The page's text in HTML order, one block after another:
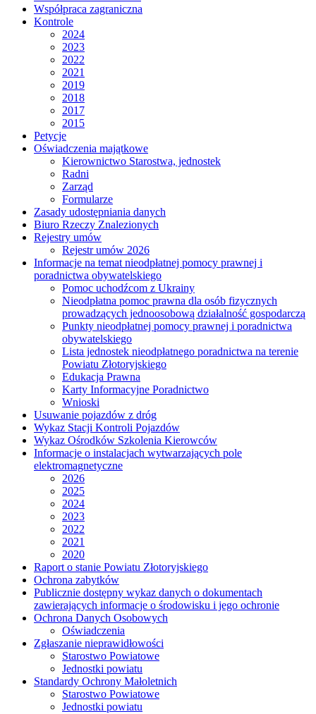
Współpraca zagraniczna
Kontrole
2024
2023
2022
2021
2019
2018
2017
2015
Petycje
Oświadczenia majątkowe
Kierownictwo Starostwa, jednostek
Radni
Zarząd
Formularze
Zasady udostępniania danych
Biuro Rzeczy Znalezionych
Rejestry umów
Rejestr umów 2026
Informacje na temat nieodpłatnej pomocy prawnej i
poradnictwa obywatelskiego
Pomoc uchodźcom z Ukrainy
Nieodpłatna pomoc prawna dla osób fizycznych
prowadzących jednoosobową działalność gospodarczą
Punkty nieodpłatnej pomocy prawnej i poradnictwa
obywatelskiego
Lista jednostek nieodpłatnego poradnictwa na terenie
Powiatu Złotoryjskiego
Edukacja Prawna
Karty Informacyjne Poradnictwo
Wnioski
Usuwanie pojazdów z dróg
Wykaz Stacji Kontroli Pojazdów
Wykaz Ośrodków Szkolenia Kierowców
Informacje o instalacjach wytwarzających pole
elektromagnetyczne
2026
2025
2024
2023
2022
2021
2020
Raport o stanie Powiatu Złotoryjskiego
Ochrona zabytków
Publicznie dostępny wykaz danych o dokumentach
zawierających informacje o środowisku i jego ochronie
Ochrona Danych Osobowych
Oświadczenia
Zgłaszanie nieprawidłowości
Starostwo Powiatowe
Jednostki powiatu
Standardy Ochrony Małoletnich
Starostwo Powiatowe
Jednostki powiatu